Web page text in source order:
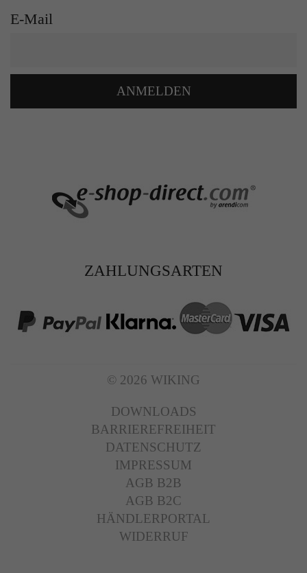
E-Mail
ANMELDEN
ZAHLUNGSARTEN
© 2026 WIKING
DOWNLOADS
BARRIEREFREIHEIT
DATENSCHUTZ
IMPRESSUM
AGB B2B
AGB B2C
HÄNDLERPORTAL
WIDERRUF